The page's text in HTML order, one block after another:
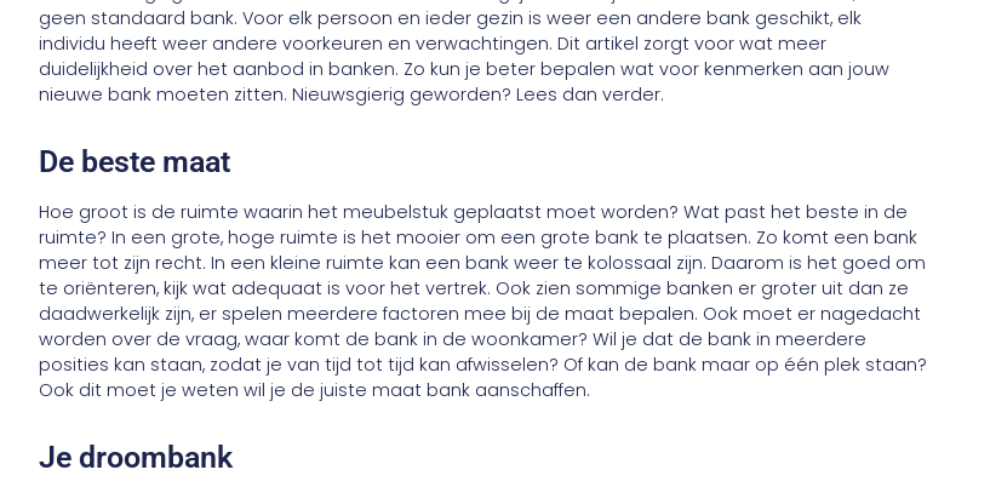
geen standaard bank. Voor elk persoon en ieder gezin is weer een andere bank geschikt, elk
individu heeft weer andere voorkeuren en verwachtingen. Dit artikel zorgt voor wat meer
duidelijkheid over het aanbod in banken. Zo kun je beter bepalen wat voor kenmerken aan jouw
nieuwe bank moeten zitten. Nieuwsgierig geworden? Lees dan verder.
De beste maat
Hoe groot is de ruimte waarin het meubelstuk geplaatst moet worden? Wat past het beste in de
ruimte? In een grote, hoge ruimte is het mooier om een grote bank te plaatsen. Zo komt een bank
meer tot zijn recht. In een kleine ruimte kan een bank weer te kolossaal zijn. Daarom is het goed om
te oriënteren, kijk wat adequaat is voor het vertrek. Ook zien sommige banken er groter uit dan ze
daadwerkelijk zijn, er spelen meerdere factoren mee bij de maat bepalen. Ook moet er nagedacht
worden over de vraag, waar komt de bank in de woonkamer? Wil je dat de bank in meerdere
posities kan staan, zodat je van tijd tot tijd kan afwisselen? Of kan de bank maar op één plek staan?
Ook dit moet je weten wil je de juiste maat bank aanschaffen.
Je droombank